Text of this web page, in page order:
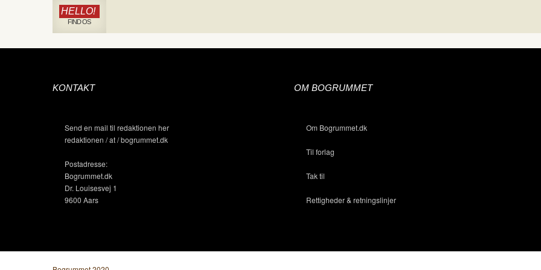
HELLO!
FIND OS
KONTAKT
Send en mail til redaktionen her
redaktionen / at / bogrummet.dk
Postadresse:
Bogrummet.dk
Dr. Louisesvej 1
9600 Aars
OM BOGRUMMET
Om Bogrummet.dk
Til forlag
Tak til
Rettigheder & retningslinjer